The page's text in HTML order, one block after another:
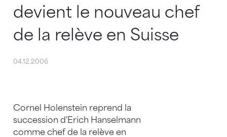
devient le nouveau chef
de la relève en Suisse
04.12.2006
Cornel Holenstein reprend la
succession d'Erich Hanselmann
comme chef de la relève en